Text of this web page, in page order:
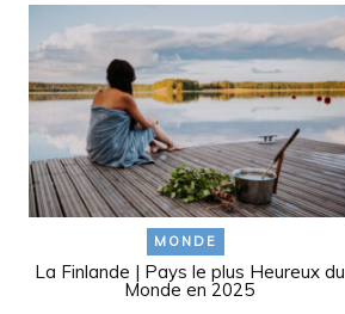
MONDE
La Finlande | Pays le plus Heureux du
Monde en 2025